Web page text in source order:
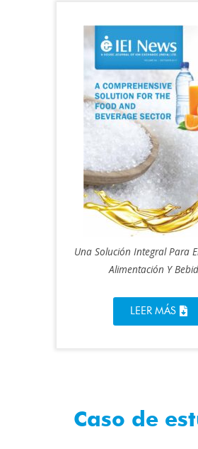
Una Solución Integral Para
Alimentación Y
LEER MÁS
Caso de